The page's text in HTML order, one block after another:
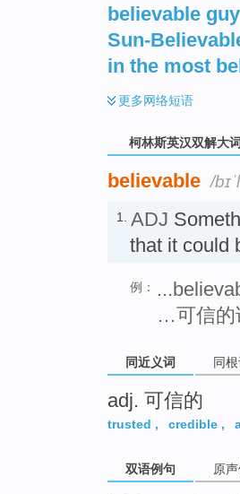
believable guy
Sun-
in the most
更多网络短语
柯林斯英汉双解大
believable /
1. ADJ
that it could
例：
…可信的
同近义词 同根
adj. 可信的
trusted , credible ,
双语例句 原